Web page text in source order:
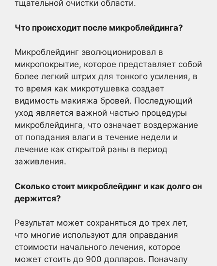
тщательной очистки области.
Что происходит после микроблейдинга?
Микроблейдинг эволюционировал в
микропокрытие, которое представляет собой
более легкий штрих для тонкого усиления, в
то время как микротушевка создает
видимость макияжа бровей. Последующий
уход является важной частью процедуры
микроблейдинга, что означает воздержание
от попадания влаги в течение недели и
лечение как открытой раны в период
заживления.
Сколько стоит микроблейдинг и как долго он
держится?
Результат может сохраняться до трех лет,
что многие используют для оправдания
стоимости начального лечения, которое
может стоить до 900 долларов. Поначалу